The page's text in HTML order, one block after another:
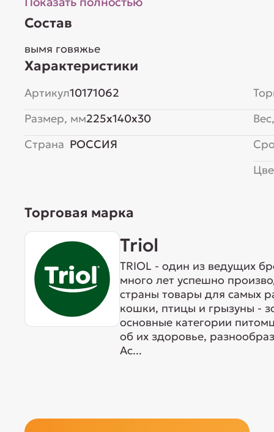
Состав
вымя говяжье
Характеристики
Артикул10171062
Размер, мм225x140x30
Страна РОССИЯ
Торговая марка
Triol
TRIOL - один из ведущих
много лет успешно
страны товары для самых
кошки, птицы и грызуны -
основные категории
об их здоровье,
Ас...